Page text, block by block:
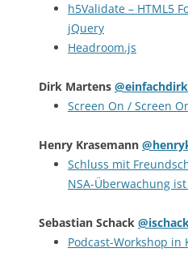
h5Validate – HTML5
jQuery
Headroom.js
Dirk Martens @einfachdirk
Screen On / Screen
Henry Krasemann
Schluss mit
NSA-Überwachung
Sebastian Schack
Podcast-Workshop in